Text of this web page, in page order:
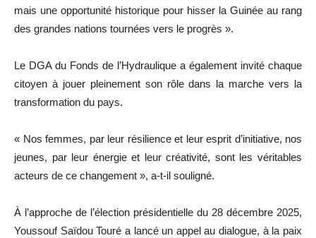
mais une opportunité historique pour hisser la Guinée au rang
des grandes nations tournées vers le progrès ».
Le DGA du Fonds de l’Hydraulique a également invité chaque
citoyen à jouer pleinement son rôle dans la marche vers la
transformation du pays.
« Nos femmes, par leur résilience et leur esprit d’initiative, nos
jeunes, par leur énergie et leur créativité, sont les véritables
acteurs de ce changement », a-t-il souligné.
À l’approche de l’élection présidentielle du 28 décembre 2025,
Youssouf Saïdou Touré a lancé un appel au dialogue, à la paix